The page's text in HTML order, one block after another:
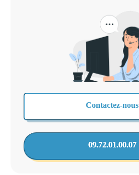
Contactez-nous
09.72.01.00.07